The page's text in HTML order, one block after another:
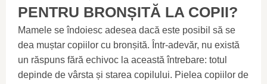
PENTRU BRONȘITĂ LA COPII?
Mamele se îndoiesc adesea dacă este posibil să se
dea muștar copiilor cu bronșită. Într-adevăr, nu există
un răspuns fără echivoc la această întrebare: totul
depinde de vârsta și starea copilului. Pielea copiilor de